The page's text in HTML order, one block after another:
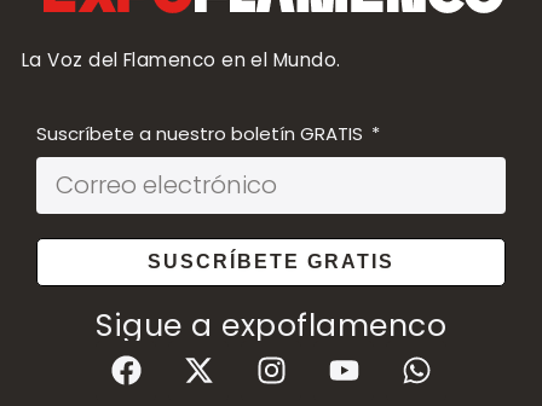
La Voz del Flamenco en el Mundo.
Suscríbete a nuestro boletín GRATIS
SUSCRÍBETE GRATIS
Sigue a expoflamenco